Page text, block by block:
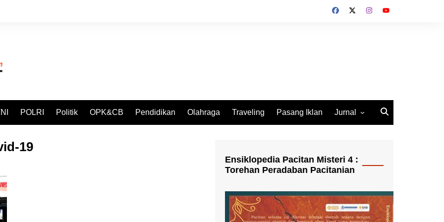
POLRI Politik OPK&CB Pendidikan Olahraga Traveling Pasang Iklan Jurnal
19
Ensiklopedia Pacitan Misteri 4 :
Torehan Peradaban Pacitanian